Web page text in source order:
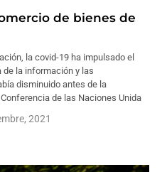
de bienes de
la covid-19 ha impulsado el
la información y las
disminuido antes de la
de las Naciones Unida
2021